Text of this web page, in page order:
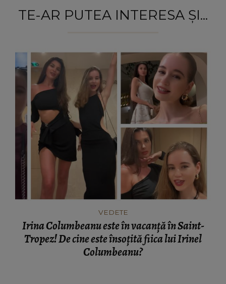
TE-AR PUTEA INTERESA ȘI...
VEDETE
Irina Columbeanu este în vacanță în Saint-
Tropez! De cine este însoțită fiica lui Irinel
Columbeanu?